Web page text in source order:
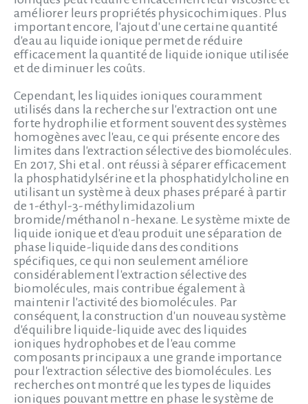
améliorer leurs propriétés physicochimiques. Plus
important encore, l'ajout d'une certaine quantité
d'eau au liquide ionique permet de réduire
efficacement la quantité de liquide ionique utilisée
et de diminuer les coûts.
Cependant, les liquides ioniques couramment
utilisés dans la recherche sur l'extraction ont une
forte hydrophilie et forment souvent des systèmes
homogènes avec l'eau, ce qui présente encore des
limites dans l'extraction sélective des biomolécules.
En 2017, Shi et al. ont réussi à séparer efficacement
la phosphatidylsérine et la phosphatidylcholine en
utilisant un système à deux phases préparé à partir
de 1-éthyl-3-méthylimidazolium
bromide/méthanol n-hexane. Le système mixte de
liquide ionique et d'eau produit une séparation de
phase liquide-liquide dans des conditions
spécifiques, ce qui non seulement améliore
considérablement l'extraction sélective des
biomolécules, mais contribue également à
maintenir l'activité des biomolécules. Par
conséquent, la construction d'un nouveau système
d'équilibre liquide-liquide avec des liquides
ioniques hydrophobes et de l'eau comme
composants principaux a une grande importance
pour l'extraction sélective des biomolécules. Les
recherches ont montré que les types de liquides
ioniques pouvant mettre en phase le système de